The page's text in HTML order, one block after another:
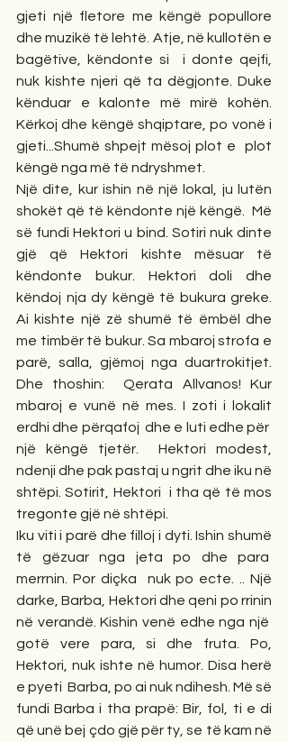
gjeti një fletore me këngë popullore
dhe muzikë të lehtë. Atje, në kullotën e
bagëtive, këndonte si  i donte qejfi,
nuk kishte njeri që ta dëgjonte. Duke
kënduar e kalonte më mirë kohën.
Kërkoj dhe këngë shqiptare, po vonë i
gjeti...Shumë shpejt mësoj plot e  plot
këngë nga më të ndryshmet.
Një dite, kur ishin në një lokal, ju lutën
shokët që të këndonte një këngë.  Më
së fundi Hektori u bind. Sotiri nuk dinte
gjë që Hektori kishte mësuar të
këndonte bukur. Hektori doli dhe
këndoj nja dy këngë të bukura greke.
Ai kishte një zë shumë të ëmbël dhe
me timbër të bukur. Sa mbaroj strofa e
parë, salla, gjëmoj nga duartrokitjet.
Dhe thoshin:  Qerata Allvanos! Kur
mbaroj e vunë në mes. I zoti i lokalit
erdhi dhe përqafoj  dhe e luti edhe për
një këngë tjetër.  Hektori modest,
ndenji dhe pak pastaj u ngrit dhe iku në
shtëpi. Sotirit, Hektori  i tha që të mos
tregonte gjë në shtëpi.
Iku viti i parë dhe filloj i dyti. Ishin shumë
të gëzuar nga jeta po dhe para
merrnin. Por diçka  nuk po ecte. .. Një
darke, Barba, Hektori dhe qeni po rrinin
në verandë. Kishin venë edhe nga një
gotë vere para, si dhe fruta. Po,
Hektori, nuk ishte në humor. Disa herë
e pyeti  Barba, po ai nuk ndihesh. Më së
fundi Barba i tha prapë: Bir, fol, ti e di
që unë bej çdo gjë për ty, se të kam në